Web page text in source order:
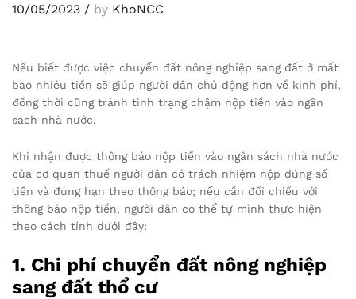
10/05/2023 / by KhoNCC
Nếu biết được việc chuyển đất nông nghiệp sang đất ở mất
bao nhiêu tiền sẽ giúp người dân chủ động hơn về kinh phí,
đồng thời cũng tránh tình trạng chậm nộp tiền vào ngân
sách nhà nước.
Khi nhận được thông báo nộp tiền vào ngân sách nhà nước
của cơ quan thuế người dân có trách nhiệm nộp đúng số
tiền và đúng hạn theo thông báo; nếu cần đối chiếu với
thông báo nộp tiền, người dân có thể tự mình thực hiện
theo cách tính dưới đây:
1. Chi phí chuyển đất nông nghiệp
sang đất thổ cư